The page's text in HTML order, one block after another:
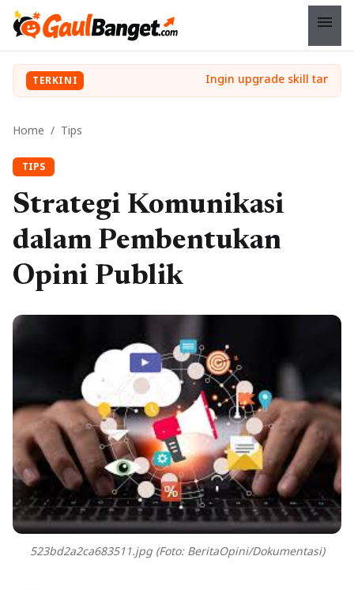
menu
TERKINI
Home / Tips
TIPS
Strategi Komunikasi
dalam Pembentukan
Opini Publik
523bd2a2ca683511.jpg (Foto: BeritaOpini/Dokumentasi)